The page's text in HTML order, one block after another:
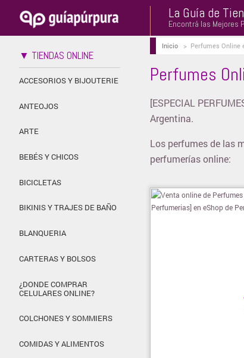
La Guía de
Encontrá las Mejores
▼ TIENDAS ONLINE
ACCESORIOS Y BIJOUTERIE
ANTEOJOS
ARTE
BEBÉS Y CHICOS
BICICLETAS
BIKINIS Y TRAJES DE BAÑO
BLANQUERIA
CARTERAS Y BOLSOS
¿DONDE COMPRAR
CELULARES ONLINE?
COLCHONES Y SOMMIERS
COMIDAS Y ALIMENTOS
Inicio> Perfumes Online
Perfumes
[ESPECIAL
Argentina.
Los perfumes de las
perfumerías online: